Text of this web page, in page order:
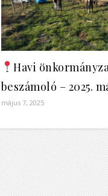
Havi
beszámoló – 2025.
május 7, 2025